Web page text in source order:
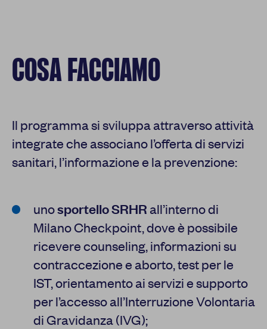
COSA FACCIAMO
Il programma si sviluppa attraverso attività
integrate che associano l’offerta di servizi
sanitari, l’informazione e la prevenzione:
unosportello SRHR all’interno di
Milano Checkpoint, dove è possibile
ricevere counseling, informazioni su
contraccezione e aborto, test per le
IST, orientamento ai servizi e supporto
per l’accesso all’Interruzione Volontaria
di Gravidanza (IVG);